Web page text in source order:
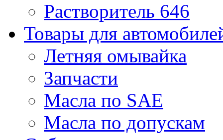
Растворитель 646
Товары для
Летняя омывайка
Запчасти
Масла по SAE
Масла по допускам